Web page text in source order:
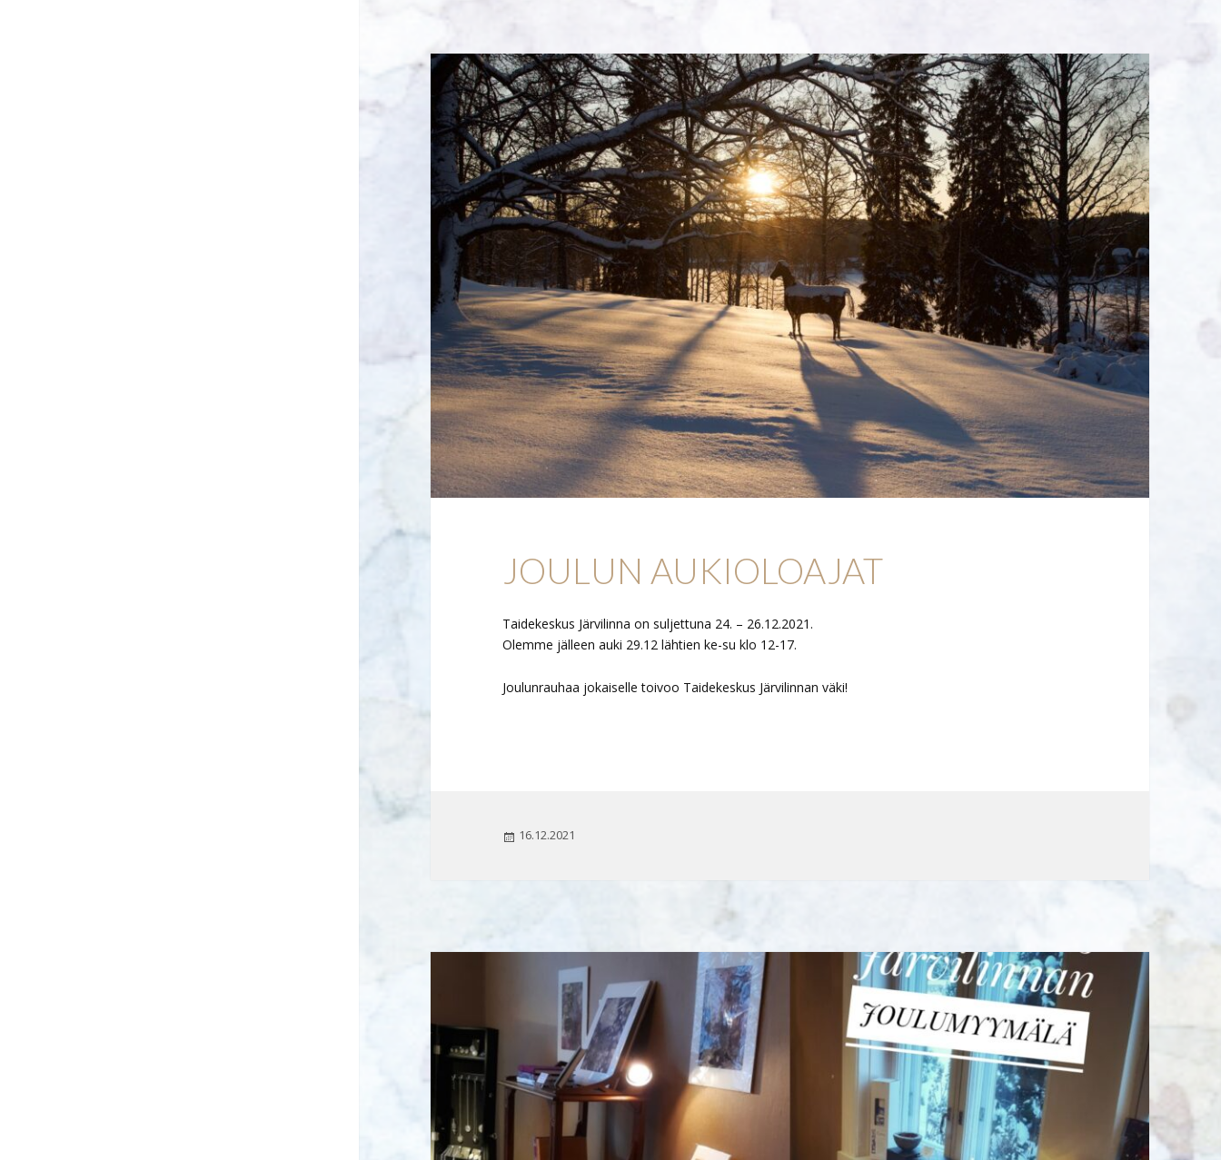
JOULUN AUKIOLOAJAT
Taidekeskus Järvilinna on suljettuna 24. – 26.12.2021.
Olemme jälleen auki 29.12 lähtien ke-su klo 12-17.
Joulunrauhaa jokaiselle toivoo Taidekeskus Järvilinnan väki!
Julkaistu
16.12.2021